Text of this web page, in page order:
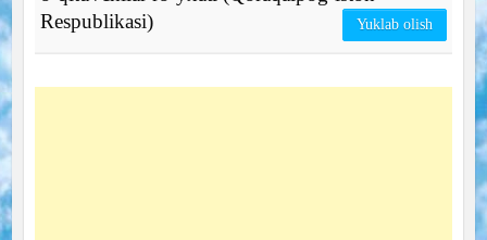
Respublikasi)
Yuklab olish